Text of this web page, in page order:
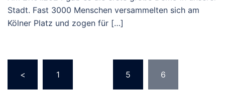
Stadt. Fast 3000 Menschen versammelten sich am
Kölner Platz und zogen für […]
< 1 5 6